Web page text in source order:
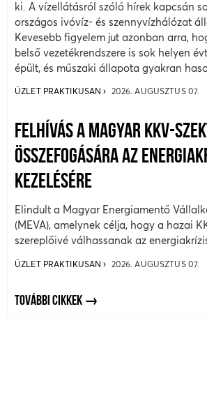
ki. A vízellátásról szóló hírek kapcsán
országos ivóvíz- és szennyvízhálózat
Kevesebb figyelem jut azonban arra,
belső vezetékrendszere is sok helyen
épült, és műszaki állapota gyakran
ÜZLET PRAKTIKUSAN 2026. AUGUSZTUS 07.
FELHÍVÁS A MAGYAR KKV-
ÖSSZEFOGÁSÁRA AZ
KEZELÉSÉRE
Elindult a Magyar Energiamentő
(MEVA), amelynek célja, hogy a hazai
szereplőivé válhassanak az
ÜZLET PRAKTIKUSAN 2026. AUGUSZTUS 07.
TOVÁBBI CIKKEK